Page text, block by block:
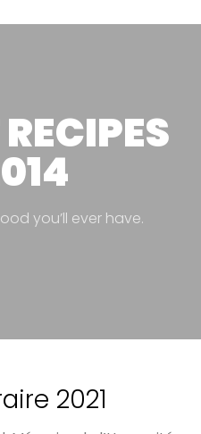
you’ll ever have.
2021